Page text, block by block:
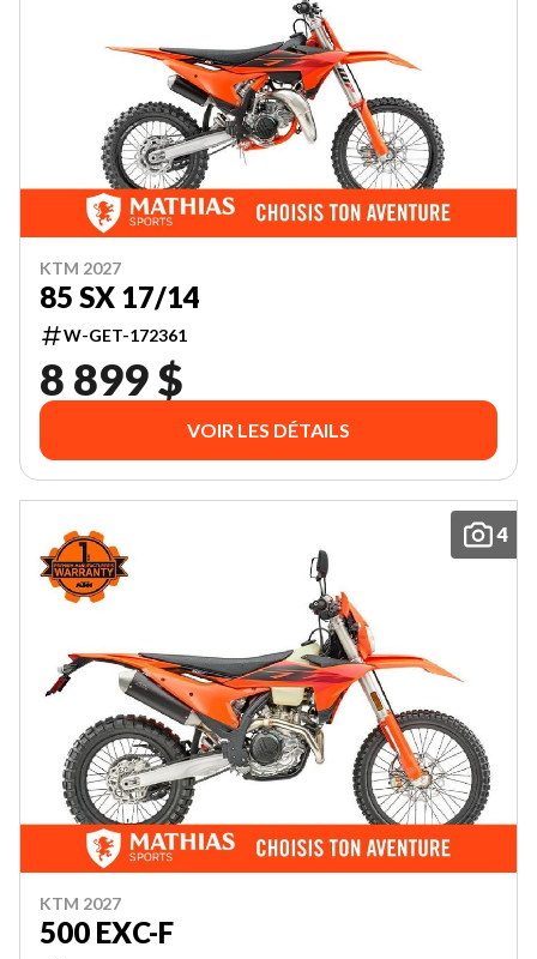
KTM 2027
85 SX 17/14
W-GET-172361
8 899 $
VOIR LES DÉTAILS
4
KTM 2027
500 EXC-F